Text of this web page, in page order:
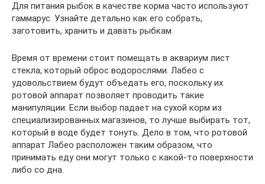
Для питания рыбок в качестве корма часто используют
гаммарус. Узнайте детально как его собрать,
заготовить, хранить и давать рыбкам.
Время от времени стоит помещать в аквариум лист
стекла, который оброс водорослями. Лабео с
удовольствием будут объедать его, поскольку их
ротовой аппарат позволяет проводить такие
манипуляции. Если выбор падает на сухой корм из
специализированных магазинов, то лучше выбирать тот,
который в воде будет тонуть. Дело в том, что ротовой
аппарат Лабео расположен таким образом, что
принимать еду они могут только с какой-то поверхности
либо со дна.